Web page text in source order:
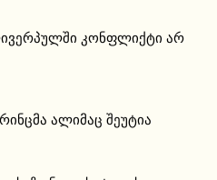
კონფლიქტი არ
ალიმაც შეუტია